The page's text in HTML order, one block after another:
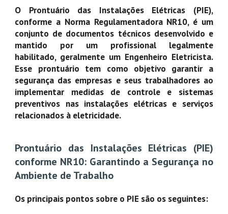
O Prontuário das Instalações Elétricas (PIE),
conforme a Norma Regulamentadora NR10, é um
conjunto de documentos técnicos desenvolvido e
mantido por um profissional legalmente
habilitado, geralmente um Engenheiro Eletricista.
Esse prontuário tem como objetivo garantir a
segurança das empresas e seus trabalhadores ao
implementar medidas de controle e sistemas
preventivos nas instalações elétricas e serviços
relacionados à eletricidade.
Prontuário das Instalações Elétricas (PIE)
conforme NR10: Garantindo a Segurança no
Ambiente de Trabalho
Os principais pontos sobre o PIE são os seguintes: